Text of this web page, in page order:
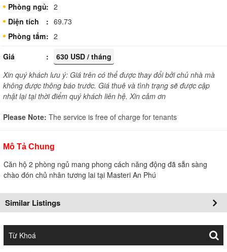
Phòng ngủ
2
Diện tích
69.73
Phòng tắm
2
Giá
630 USD / tháng
Xin quý khách lưu ý: Giá trên có thể được thay đổi bởi chủ nhà mà
không được thông báo trước. Giá thuê và tình trạng sẽ được cập
nhật lại tại thời điểm quý khách liên hệ. Xin cảm ơn
Please Note: The service is free of charge for tenants
Mô Tả Chung
Căn hộ 2 phòng ngủ mang phong cách năng động đã sẵn sàng
chào đón chủ nhân tương lai tại Masteri An Phú
Similar Listings